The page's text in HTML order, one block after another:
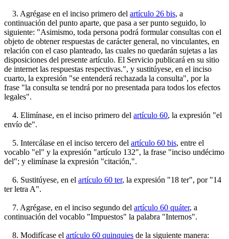
3. Agrégase en el inciso primero del artículo 26 bis, a
continuación del punto aparte, que pasa a ser punto seguido, lo
siguiente: "Asimismo, toda persona podrá formular consultas con el
objeto de obtener respuestas de carácter general, no vinculantes, en
relación con el caso planteado, las cuales no quedarán sujetas a las
disposiciones del presente artículo. El Servicio publicará en su sitio
de internet las respuestas respectivas.", y sustitúyese, en el inciso
cuarto, la expresión "se entenderá rechazada la consulta", por la
frase "la consulta se tendrá por no presentada para todos los efectos
legales".
4. Elimínase, en el inciso primero del artículo 60, la expresión "el
envío de".
5. Intercálase en el inciso tercero del artículo 60 bis, entre el
vocablo "el" y la expresión "artículo 132", la frase "inciso undécimo
del"; y elimínase la expresión "citación,".
6. Sustitúyese, en el artículo 60 ter, la expresión "18 ter", por "14
ter letra A".
7. Agrégase, en el inciso segundo del artículo 60 quáter, a
continuación del vocablo "Impuestos" la palabra "Internos".
8. Modifícase el artículo 60 quinquies de la siguiente manera: